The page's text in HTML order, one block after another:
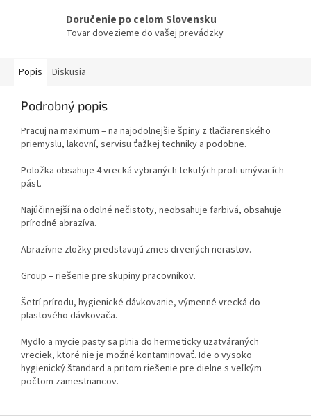
Doručenie po celom Slovensku
Tovar dovezieme do vašej prevádzky
Popis Diskusia
Podrobný popis
Pracuj na maximum – na najodolnejšie špiny z tlačiarenského
priemyslu, lakovní, servisu ťažkej techniky a podobne.
Položka obsahuje 4 vrecká vybraných tekutých profi umývacích
pást.
Najúčinnejší na odolné nečistoty, neobsahuje farbivá, obsahuje
prírodné abrazíva.
Abrazívne zložky predstavujú zmes drvených nerastov.
Group – riešenie pre skupiny pracovníkov.
Šetrí prírodu, hygienické dávkovanie, výmenné vrecká do
plastového dávkovača.
Mydlo a mycie pasty sa plnia do hermeticky uzatváraných
vreciek, ktoré nie je možné kontaminovať. Ide o vysoko
hygienický štandard a pritom riešenie pre dielne s veľkým
počtom zamestnancov.